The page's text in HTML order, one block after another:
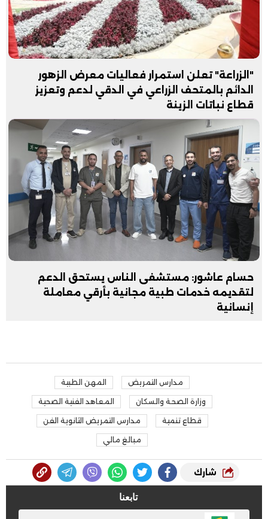
"الزراعة" تعلن استمرار فعاليات معرض الزهور
الدائم بالمتحف الزراعي في الدقي لدعم وتعزيز
قطاع نباتات الزينة
حسام عاشور: مستشفى الناس يستحق الدعم
لتقديمه خدمات طبية مجانية بأرقي معاملة
إنسانية
مدارس التمريض المهن الطبية
وزارة الصحة والسكان المعاهد الفنية الصحية
قطاع تنمية مدارس التمريض الثانوية الفن
مبالغ مالي
شارك
تابعنا